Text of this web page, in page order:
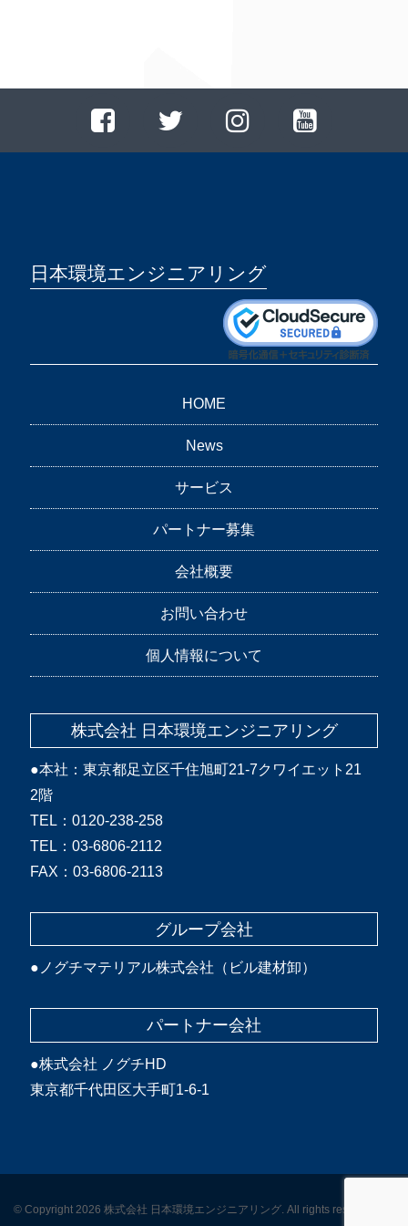
日本環境エンジニアリング
HOME
News
サービス
パートナー募集
会社概要
お問い合わせ
個人情報について
株式会社 日本環境エンジニアリング
●本社：東京都足立区千住旭町21-7クワイエット21
2階
TEL：0120-238-258
TEL：03-6806-2112
FAX：03-6806-2113
グループ会社
● ノグチマテリアル株式会社（ビル建材卸）
パートナー会社
●株式会社 ノグチHD
東京都千代田区大手町1-6-1
© Copyright 2026 株式会社 日本環境エンジニアリング. All rights reserved.